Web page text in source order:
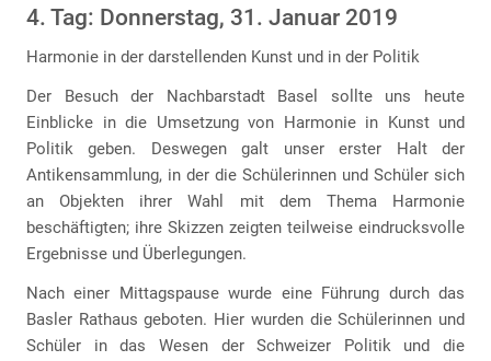
4. Tag: Donnerstag, 31. Januar 2019
Harmonie in der darstellenden Kunst und in der Politik
Der Besuch der Nachbarstadt Basel sollte uns heute
Einblicke in die Umsetzung von Harmonie in Kunst und
Politik geben. Deswegen galt unser erster Halt der
Antikensammlung, in der die Schülerinnen und Schüler sich
an Objekten ihrer Wahl mit dem Thema Harmonie
beschäftigten; ihre Skizzen zeigten teilweise eindrucksvolle
Ergebnisse und Überlegungen.
Nach einer Mittagspause wurde eine Führung durch das
Basler Rathaus geboten. Hier wurden die Schülerinnen und
Schüler in das Wesen der Schweizer Politik und die